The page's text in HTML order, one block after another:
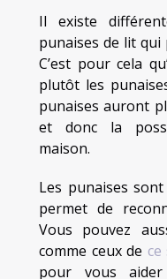
Il existe
punaises de lit
C’est pour cela
plutôt les
punaises auront
et donc la
maison.
Les punaises
permet de
Vous pouvez
comme ceux de ce
pour vous